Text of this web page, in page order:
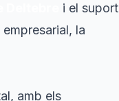
i el suport
la
amb els